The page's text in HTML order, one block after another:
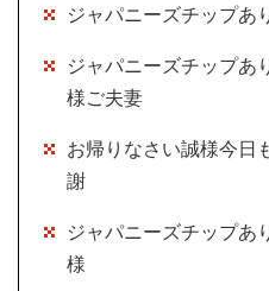
ジャパニーズチップあ
ジャパニーズチップあ
様ご夫妻
お帰りなさい誠様今日
謝
ジャパニーズチップあ
様